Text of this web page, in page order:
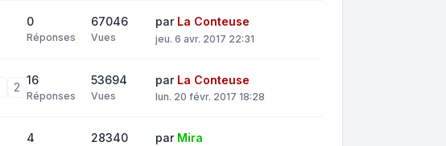
0
Réponses
67046
Vues
par La Conteuse
jeu. 6 avr. 2017 22:31
2
16
Réponses
53694
Vues
par La Conteuse
lun. 20 févr. 2017 18:28
4 28340 par Mira